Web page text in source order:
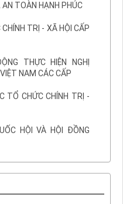
TOÀN HẠNH PHÚC
TRỊ - XÃ HỘI CẤP
THỰC HIỆN NGHỊ
NAM CÁC CẤP
TỔ CHỨC CHÍNH TRỊ -
HỘI VÀ HỘI ĐỒNG